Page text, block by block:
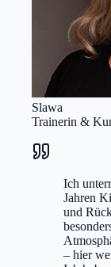
Slawa
Trainerin &
Ich
Jahren
und
– hier